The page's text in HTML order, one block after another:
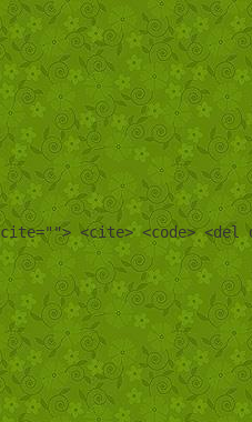
<cite> <code> <del